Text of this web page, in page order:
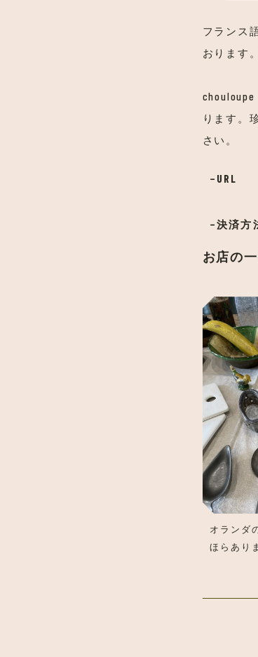
フランス
おります
ります。
さい。
URL
決済方
お店の
オランダ
ほらあり